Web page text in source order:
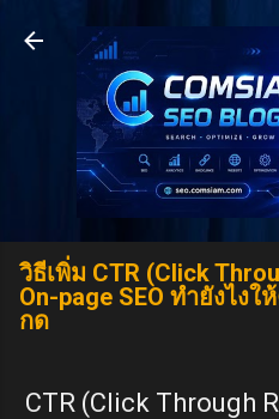
Skip to
วิธีเพิ่ม CTR (Click
On-page SEO ทำยังไง
กด
CTR (Click Through